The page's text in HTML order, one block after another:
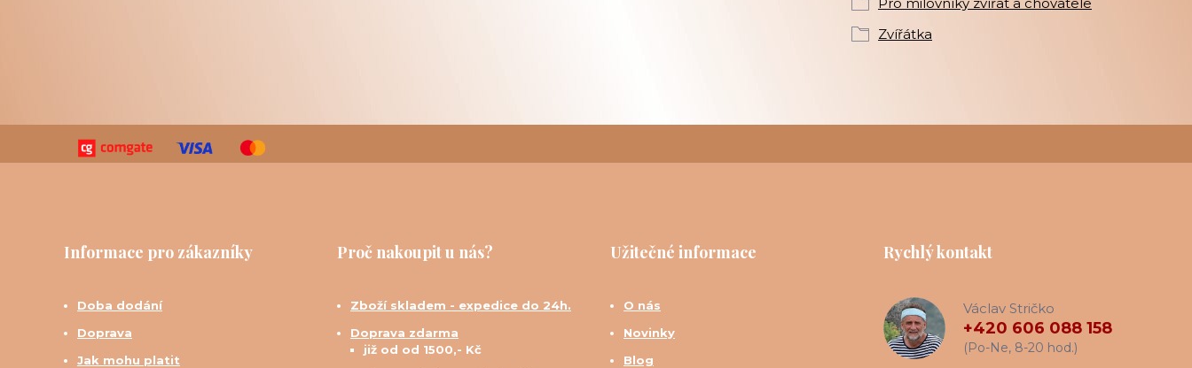
Zvířátka
Informace pro zákazníky
Doba dodání
Doprava
Jak mohu platit
Proč nakoupit u nás?
Zboží skladem - expedice do 24h.
Doprava zdarma
již od od 1500,- Kč
Užitečné informace
O nás
Novinky
Blog
Rychlý kontakt
Václav Stričko
+420 606 088 158
(Po-Ne, 8-20 hod.)